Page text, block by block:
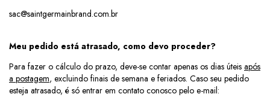
sac@saintgermainbrand.com.br
Meu pedido está atrasado, como devo proceder?
Para fazer o cálculo do prazo, deve-se contar apenas os dias úteis após
a postagem, excluindo finais de semana e feriados. Caso seu pedido
esteja atrasado, é só entrar em contato conosco pelo e-mail: